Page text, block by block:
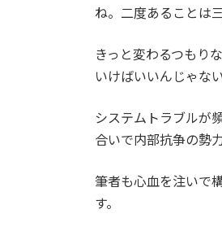
ね。二度あることは
きっと変わるつもり
いけばいいんじゃな
システムトラブルが
合いで内部抗争の勢
筆者も心血を注いで
す。